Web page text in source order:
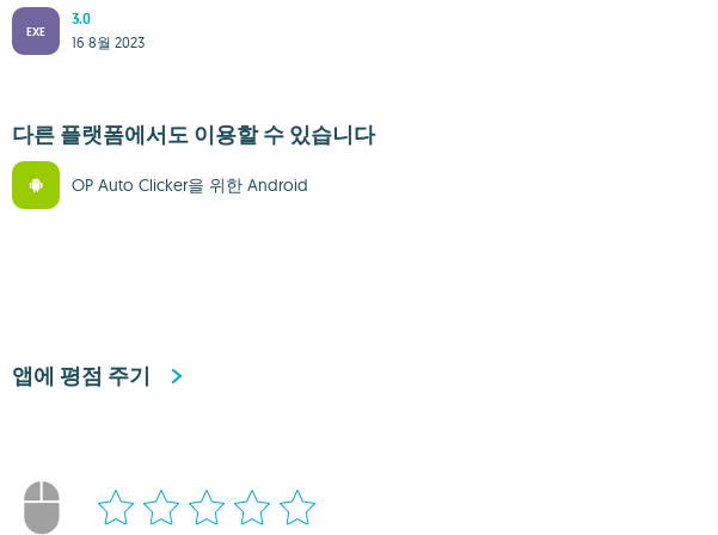
EXE
3.0
16 8월 2023
다른 플랫폼에서도 이용할 수 있습니다
OP Auto Clicker을 위한 Android
앱에 평점 주기